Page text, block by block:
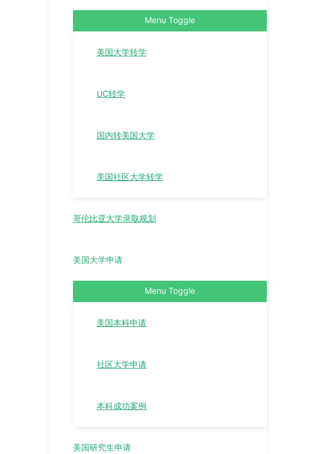
Menu Toggle
美国大学转学
UC转学
国内转美国大学
美国社区大学转学
哥伦比亚大学录取规划
美国大学申请
Menu Toggle
美国本科申请
社区大学申请
本科成功案例
美国研究生申请